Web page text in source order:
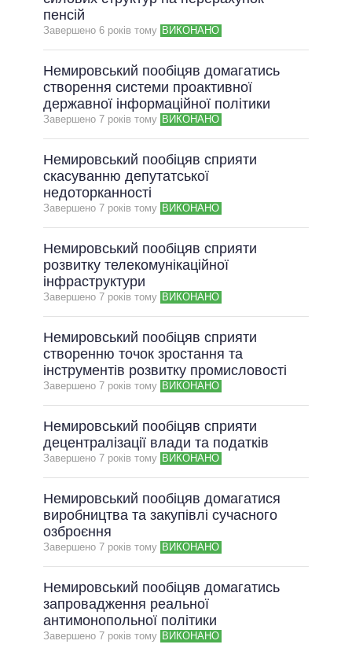
АРХІВНІ ОБІЦЯНКИ
пенсій
Завершено 6 рокiв тому ВИКОНАНО
Немировський пообіцяв домагатись
створення системи проактивної
державної інформаційної політики
Завершено 7 рокiв тому ВИКОНАНО
Немировський пообіцяв сприяти
скасуванню депутатської
недоторканності
Завершено 7 рокiв тому ВИКОНАНО
Немировський пообіцяв сприяти
розвитку телекомунікаційної
інфраструктури
Завершено 7 рокiв тому ВИКОНАНО
Немировський пообіцяв сприяти
створенню точок зростання та
інструментів розвитку промисловості
Завершено 7 рокiв тому ВИКОНАНО
Немировський пообіцяв сприяти
децентралізації влади та податків
Завершено 7 рокiв тому ВИКОНАНО
Немировський пообіцяв домагатися
виробництва та закупівлі сучасного
озброєння
Завершено 7 рокiв тому ВИКОНАНО
Немировський пообіцяв домагатись
запровадження реальної
антимонопольної політики
Завершено 7 рокiв тому ВИКОНАНО